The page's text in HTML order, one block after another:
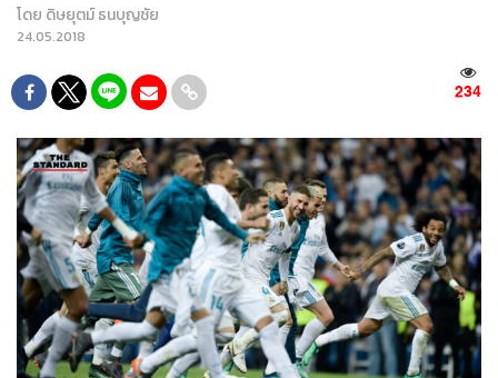
โดย ดิษยุตม์ ธนบุญชัย
24.05.2018
234